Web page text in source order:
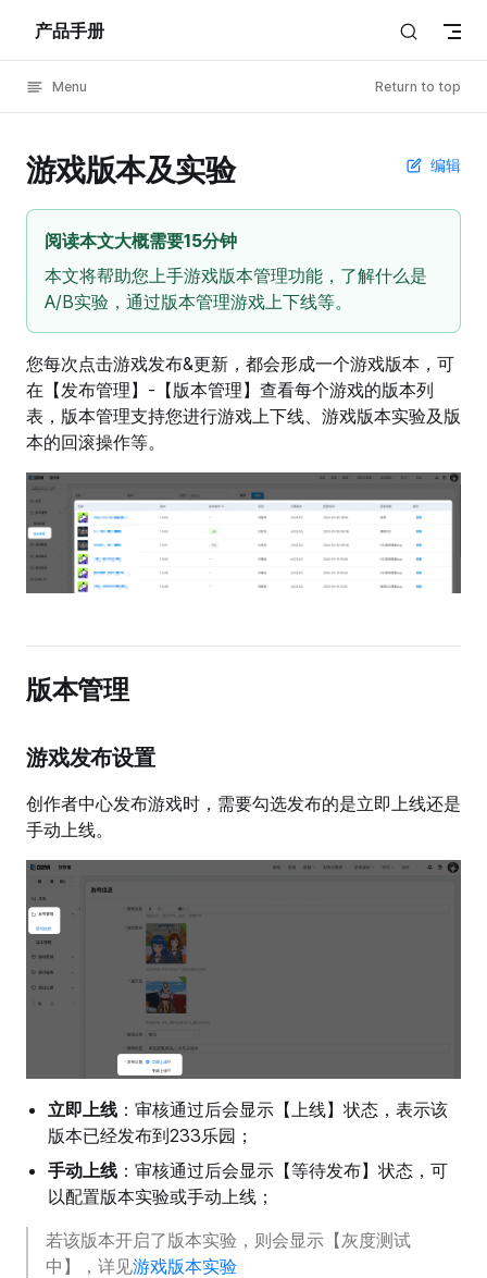
Skip to content
产品手册
Menu Return to top
编辑
游戏版本及实验
阅读本文大概需要15分钟
本文将帮助您上手游戏版本管理功能，了解什么是
A/B实验，通过版本管理游戏上下线等。
您每次点击游戏发布&更新，都会形成一个游戏版本，可
在【发布管理】-【版本管理】查看每个游戏的版本列
表，版本管理支持您进行游戏上下线、游戏版本实验及版
本的回滚操作等。
版本管理
游戏发布设置
创作者中心发布游戏时，需要勾选发布的是立即上线还是
手动上线。
立即上线 ：审核通过后会显示【上线】状态，表示该
版本已经发布到233乐园；
手动上线 ：审核通过后会显示【等待发布】状态，可
以配置版本实验或手动上线；
若该版本开启了版本实验，则会显示【灰度测试
中】，详见游戏版本实验